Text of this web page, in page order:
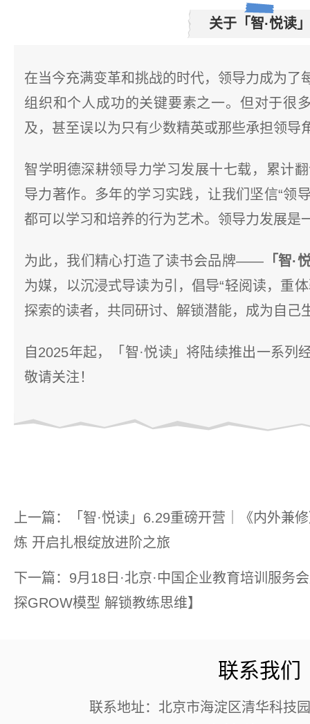
关于「智·悦读」
在当今充满变革和挑战的时代，领导力成为了
组织和个人成功的关键要素之一。但对于很
及，甚至误以为只有少数精英或那些承担领导
智学明德深耕领导力学习发展十七载，累计
导力著作。多年的学习实践，让我们坚信“领
都可以学习和培养的行为艺术。领导力发展是
为此，我们精心打造了读书会品牌—— 「智·
为媒，以沉浸式导读为引，倡导“轻阅读，重
探索的读者，共同研讨、解锁潜能，成为自己
自2025年起，「智·悦读」将陆续推出一系列
敬请关注！
上一篇：「智·悦读」6.29重磅开营｜《内外兼
炼 开启扎根绽放进阶之旅
下一篇：9月18日·北京·中国企业教育培训服务
探GROW模型 解锁教练思维】
联系我们
联系地址：北京市海淀区清华科技